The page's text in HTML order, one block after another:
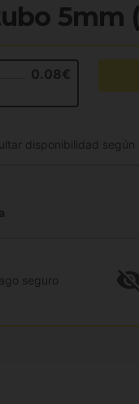
5mm
0.08€
disponibilidad según
seguro